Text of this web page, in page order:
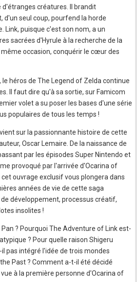
d'étranges créatures. Il brandit
d'un seul coup, pourfend la horde
Link, puisque c'est son nom, a un
sacrées d'Hyrule à la recherche de la
occasion, conquérir le cœur des
le héros de The Legend of Zelda continue
Il faut dire qu'à sa sortie, sur Famicom
volet a su poser les bases d'une série
populaires de tous les temps !
sur la passionnante histoire de cette
Oscar Lemaire. De la naissance de
par les épisodes Super Nintendo et
provoqué par l'arrivée d'Ocarina of
ouvrage exclusif vous plongera dans
années de vie de cette saga
développement, processus créatif,
insolites !
? Pourquoi The Adventure of Link est-
? Pour quelle raison Shigeru
pas intégré l'idée de trois mondes
Past ? Comment a-t-il été décidé
à la première personne d'Ocarina of